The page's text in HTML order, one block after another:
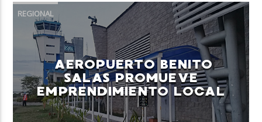
REGIONAL
AEROPUERTO BENITO
SALAS PROMUEVE
EMPRENDIMIENTO LOCAL